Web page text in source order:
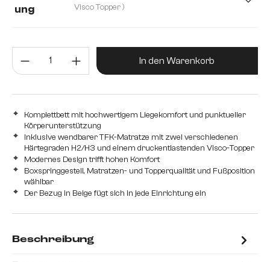
140 cm
ung
Visco Topper )
mit Taschenfederkernmatratze H2/H3 und Visco Topper
Produkt Anzahl: Gib den
In den Warenkorb
Komplettbett mit hochwertigem Liegekomfort und punktueller
Körperunterstützung
Inklusive wendbarer TFK-Matratze mit zwei verschiedenen
Härtegraden H2/H3 und einem druckentlastenden Visco-Topper
Modernes Design trifft hohen Komfort
Boxspringgestell, Matratzen- und Topperqualität und Fußposition
wählbar
Der Bezug in Beige fügt sich in jede Einrichtung ein
Beschreibung